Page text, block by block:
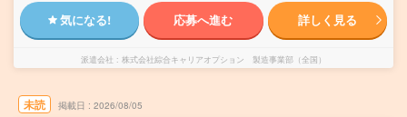
気になる! 応募へ進む 詳しく見る
派遣会社 株式会社綜合キャリアオプション 製造事業部（全国）
未読 掲載日 2026/08/05